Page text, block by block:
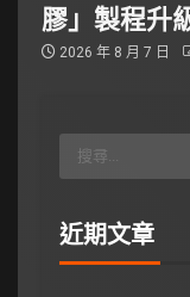
膠」製程升
2026 年 8 月 7 日
近期文章